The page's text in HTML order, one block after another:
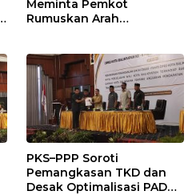
Meminta Pemkot
Rumuskan Arah
Penyangga IKN
PKS–PPP Soroti
Pemangkasan TKD dan
Desak Optimalisasi PAD